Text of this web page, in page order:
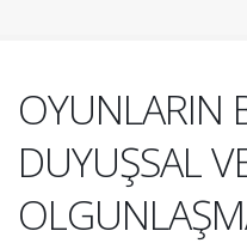
OYUNLARIN
DUYUŞSAL